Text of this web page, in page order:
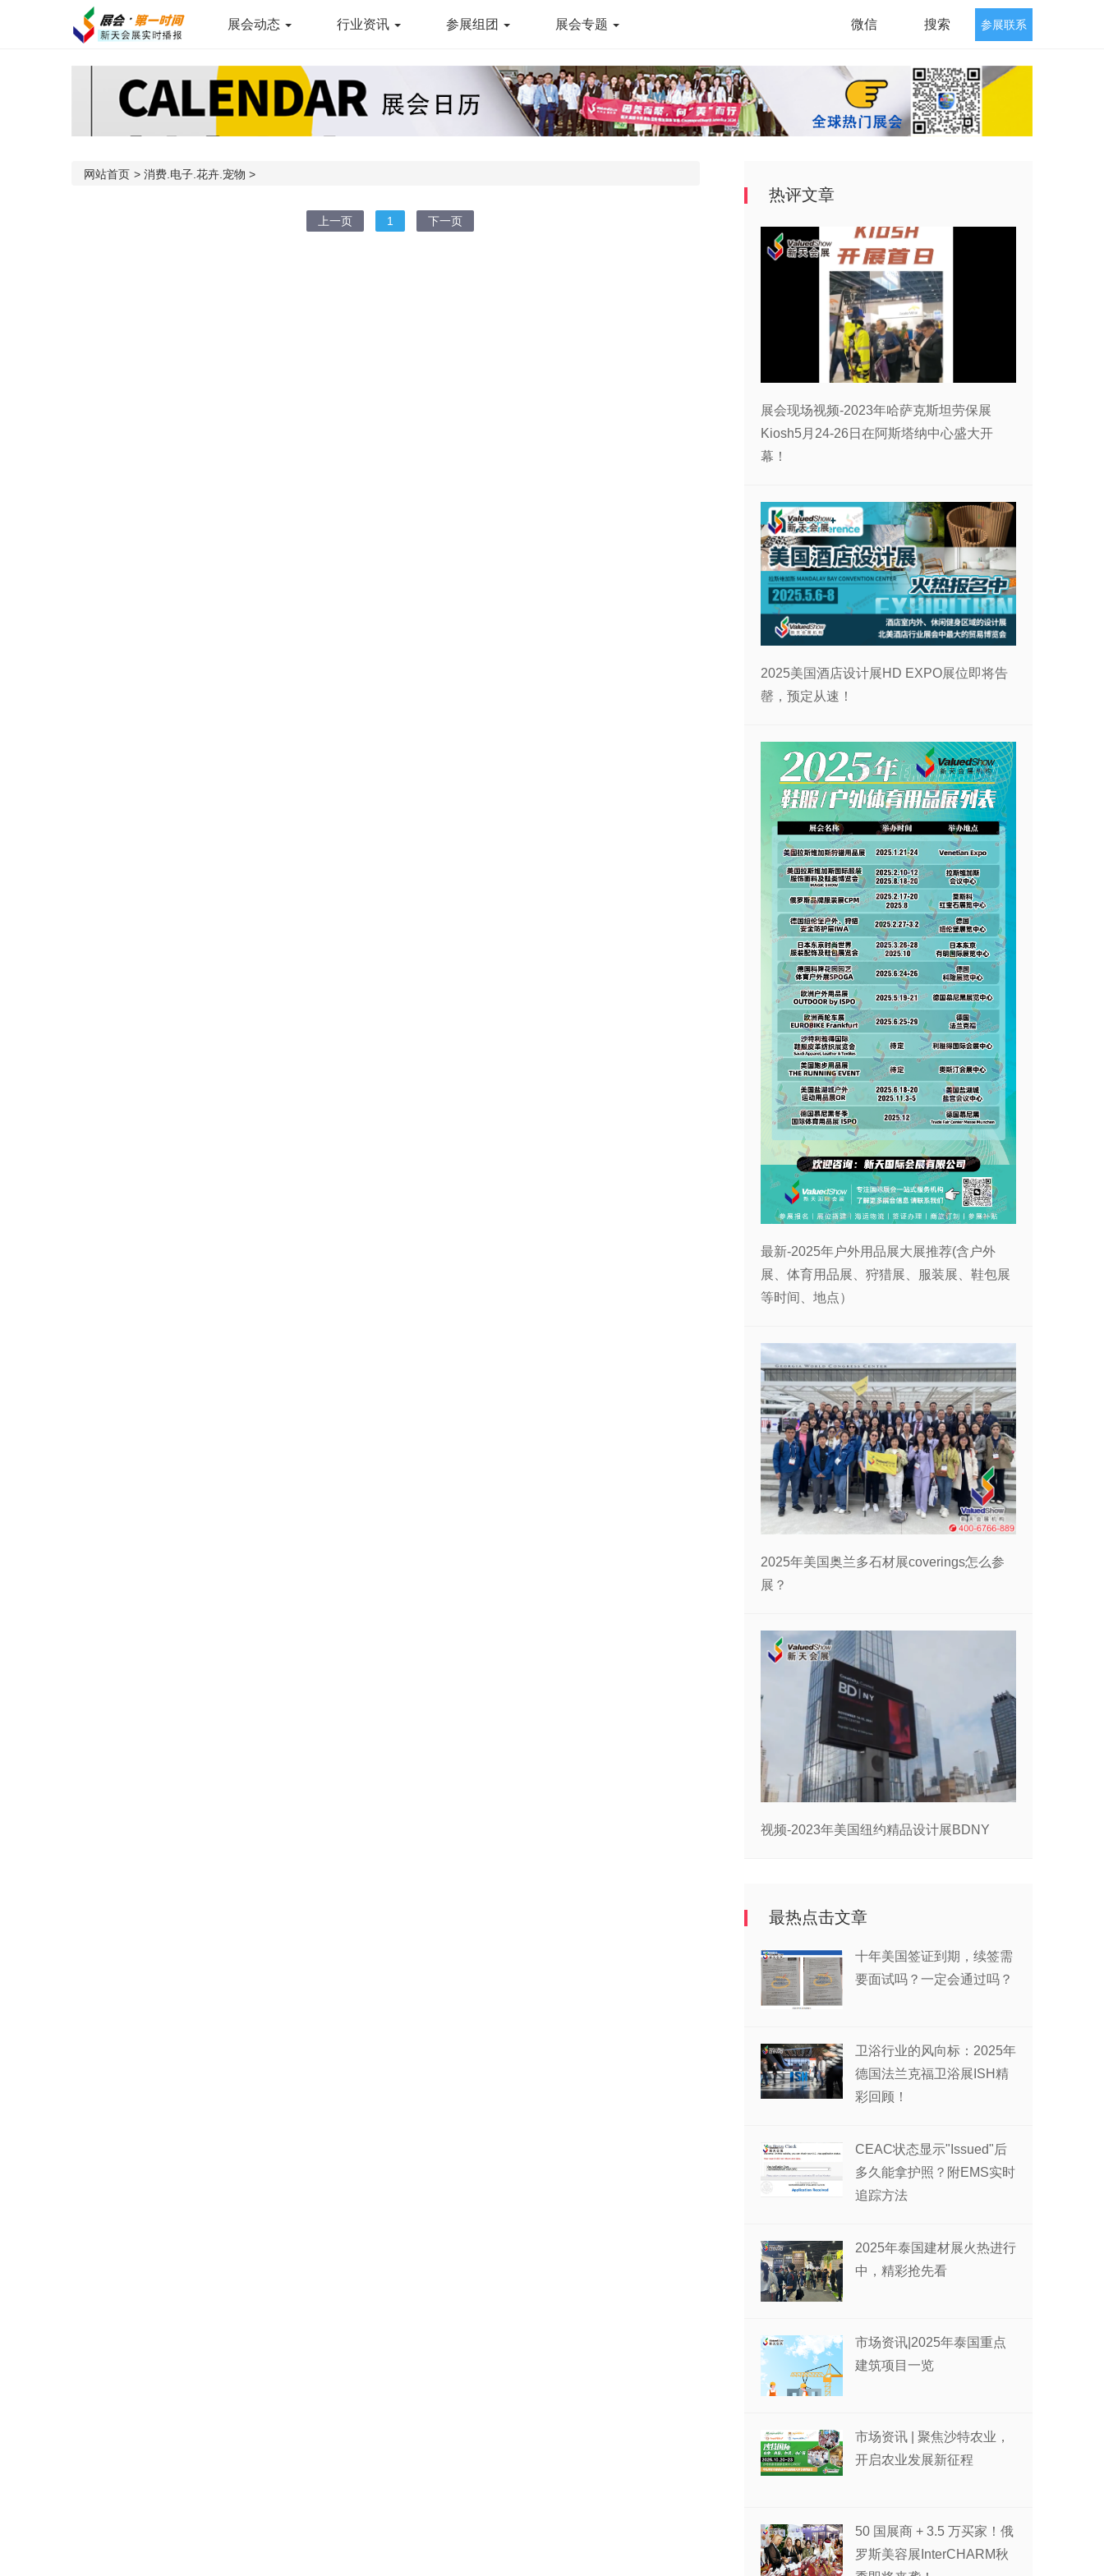
展会动态 行业资讯 参展组团 展会专题 微信 搜索 参展联系
网站首页 > 消费.电子.花卉.宠物 >
上一页 1 下一页
热评文章
展会现场视频-2023年哈萨克斯坦劳保展
Kiosh5月24-26日在阿斯塔纳中心盛大开
幕！
2025美国酒店设计展HD EXPO展位即将告
罄，预定从速！
最新-2025年户外用品展大展推荐(含户外
展、体育用品展、狩猎展、服装展、鞋包展
等时间、地点）
2025年美国奥兰多石材展coverings怎么参
展？
视频-2023年美国纽约精品设计展BDNY
最热点击文章
十年美国签证到期，续签需
要面试吗？一定会通过吗？
卫浴行业的风向标：2025年
德国法兰克福卫浴展ISH精
彩回顾！
CEAC状态显示"Issued"后
多久能拿护照？附EMS实时
追踪方法
2025年泰国建材展火热进行
中，精彩抢先看
市场资讯|2025年泰国重点
建筑项目一览
市场资讯 | 聚焦沙特农业，
开启农业发展新征程
50 国展商 + 3.5 万买家！俄
罗斯美容展InterCHARM秋